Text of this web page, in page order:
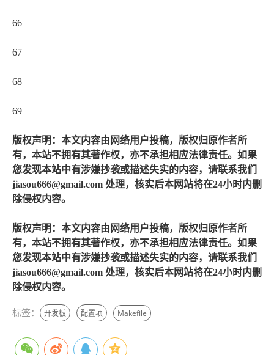
66
67
68
69
版权声明：本文内容由网络用户投稿，版权归原作者所
有，本站不拥有其著作权，亦不承担相应法律责任。如果
您发现本站中有涉嫌抄袭或描述失实的内容，请联系我们
jiasou666@gmail.com 处理，核实后本网站将在24小时内删
除侵权内容。
版权声明：本文内容由网络用户投稿，版权归原作者所
有，本站不拥有其著作权，亦不承担相应法律责任。如果
您发现本站中有涉嫌抄袭或描述失实的内容，请联系我们
jiasou666@gmail.com 处理，核实后本网站将在24小时内删
除侵权内容。
标签： 开发板 配置项 Makefile